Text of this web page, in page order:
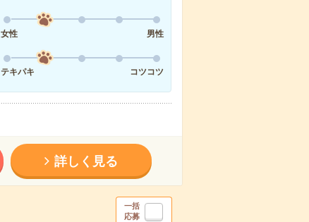
女性
男性
テキパキ
コツコツ
詳しく見る
一括
応募